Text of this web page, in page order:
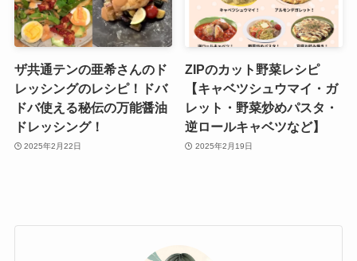
ザ共通テンの亜希さんのド
レッシングのレシピ！ドバ
ドバ使える秘伝の万能醤油
ドレッシング！
2025年2月22日
ZIPのカット野菜レシピ
【キャベツシュウマイ・ガ
レット・野菜炒めパスタ・
逆ロールキャベツなど】
2025年2月19日